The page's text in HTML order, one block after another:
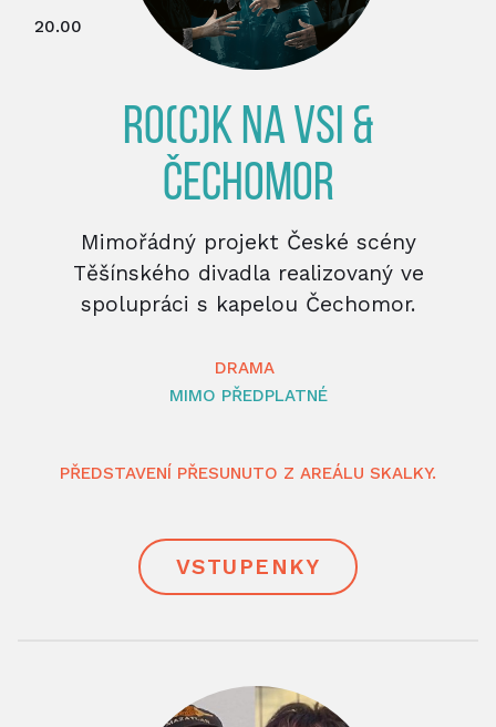
20.00
RO(C)K NA VSI &
ČECHOMOR
Mimořádný projekt České scény
Těšínského divadla realizovaný ve
spolupráci s kapelou Čechomor.
DRAMA
MIMO PŘEDPLATNÉ
PŘEDSTAVENÍ PŘESUNUTO Z AREÁLU SKALKY.
VSTUPENKY